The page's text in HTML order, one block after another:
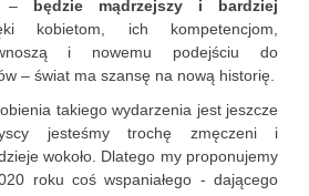
–
będzie mądrzejszy i bardziej
kobietom, ich kompetencjom,
i nowemu podejściu do
– świat ma szansę na nową historię.
takiego wydarzenia jest jeszcze
jesteśmy trochę zmęczeni i
wokoło. Dlatego my proponujemy
roku coś wspaniałego - dającego